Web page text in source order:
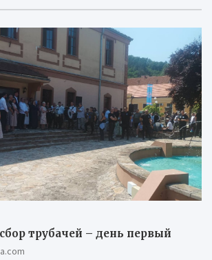
трубачей – день первый